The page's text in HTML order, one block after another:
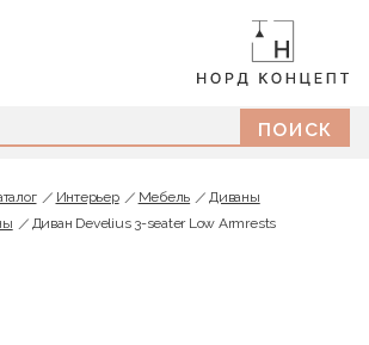
Интерьер Мебель
Диваны
Диван Develius 3-seater Low Armrests